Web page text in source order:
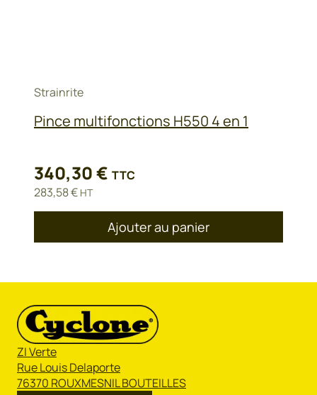
Strainrite
Pince multifonctions H550 4 en 1
340,30€ TTC
283,58€ HT
Ajouter au panier
ZI Verte
Rue Louis Delaporte
76370 ROUXMESNIL BOUTEILLES